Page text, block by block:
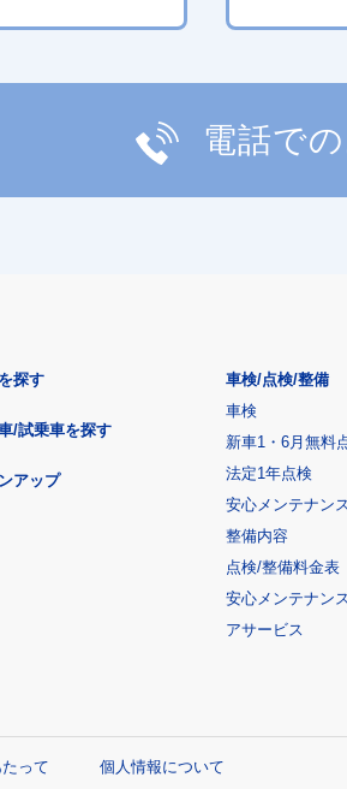
電話で
探す
/試乗車を探す
アップ
車検/点検/整備
車検
新車1・6月無料
法定1年点検
安心メンテナン
整備内容
点検/整備料金表
安心メンテナン
アサービス
って 個人情報について